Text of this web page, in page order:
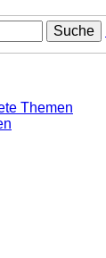
Suche
Themen